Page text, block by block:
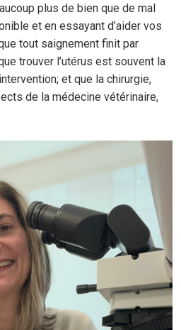
plus de bien que de mal
et en essayant d’aider vos
tout saignement finit par
trouver l’utérus est souvent la
et que la chirurgie,
de la médecine vétérinaire,